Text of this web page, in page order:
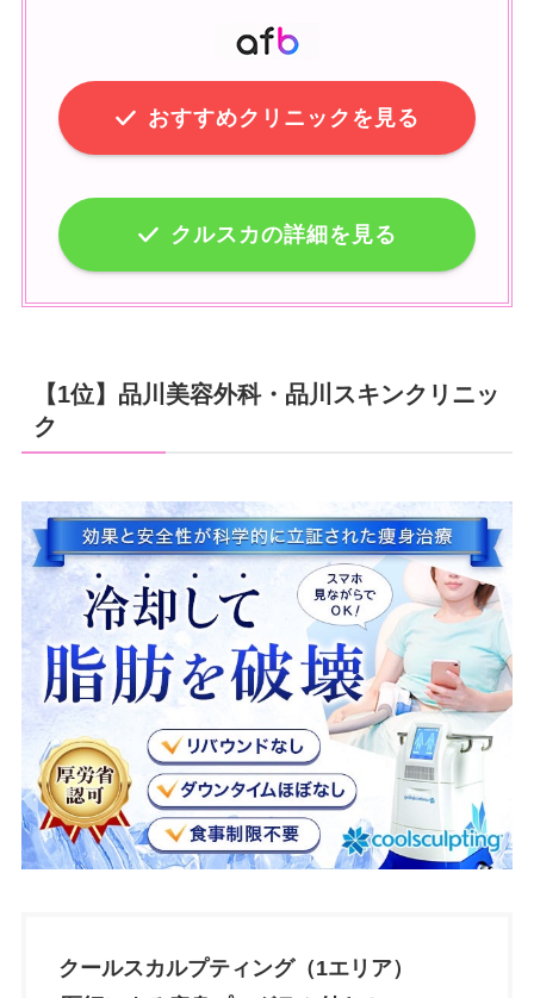
おすすめクリニックを見る
クルスカの詳細を見る
【1位】品川美容外科・品川スキンクリニッ
ク
クールスカルプティング（1エリア）